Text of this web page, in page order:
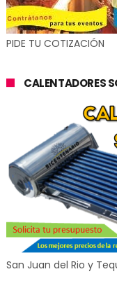
PIDE TU COTIZACIÓN
CALENTADORES
San Juan del Rio y